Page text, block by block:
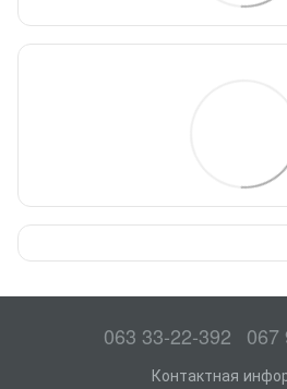
063 33-22-392 067
Контактная